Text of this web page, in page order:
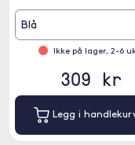
Blå
Ikke på lager, 2-6
309 kr
Legg i